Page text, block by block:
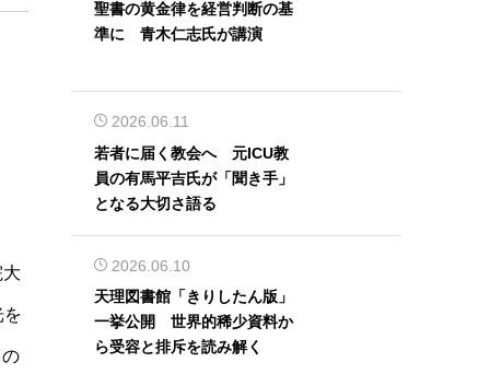
を
聖書の黄金律を経営判断の基
準に 青木仁志氏が講演
2026.06.11
若者に届く教会へ 元ICU教
員の有馬平吉氏が「聞き手」
となる大切さ語る
2026.06.10
天理図書館「きりしたん版」
一挙公開 世界的稀少資料か
ら受容と排斥を読み解く